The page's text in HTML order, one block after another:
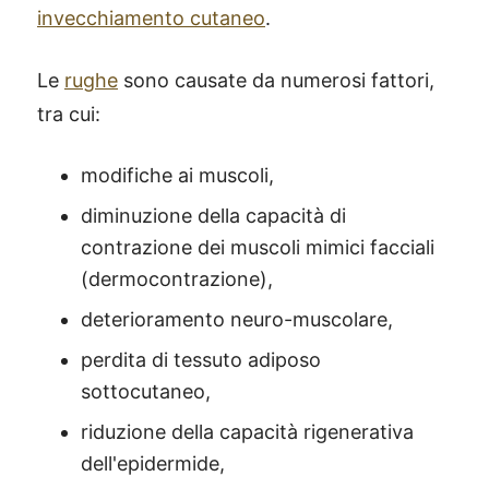
invecchiamento cutaneo.
Le rughe sono causate da numerosi fattori,
tra cui:
modifiche ai muscoli,
diminuzione della capacità di
contrazione dei muscoli mimici facciali
(dermocontrazione),
deterioramento neuro-muscolare,
perdita di tessuto adiposo
sottocutaneo,
riduzione della capacità rigenerativa
dell'epidermide,